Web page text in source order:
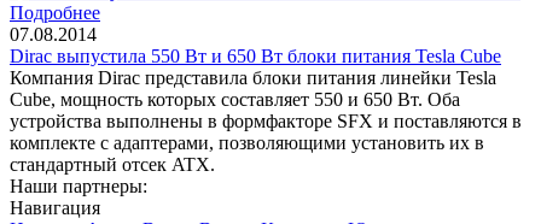
Подробнее
07.08.2014
Dirac выпустила 550 Вт и 650 Вт блоки питания Tesla Cube
Компания Dirac представила блоки питания линейки Tesla
Cube, мощность которых составляет 550 и 650 Вт. Оба
устройства выполнены в формфакторе SFX и поставляются в
комплекте с адаптерами, позволяющими установить их в
стандартный отсек ATX.
Наши партнеры:
Навигация